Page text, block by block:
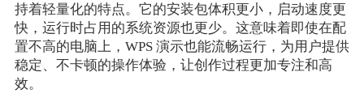
持着轻量化的特点。它的安装包体积更小，启动速度更
快，运行时占用的系统资源也更少。这意味着即使在配
置不高的电脑上，WPS 演示也能流畅运行，为用户提供
稳定、不卡顿的操作体验，让创作过程更加专注和高
效。